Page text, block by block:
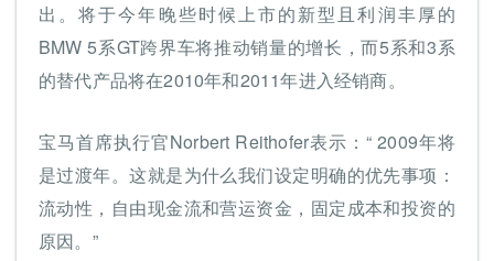
出。将于今年晚些时候上市的新型且利润丰厚的
BMW 5系GT跨界车将推动销量的增长，而5系和3系
的替代产品将在2010年和2011年进入经销商。
宝马首席执行官Norbert Reithofer表示：“ 2009年将
是过渡年。这就是为什么我们设定明确的优先事项：
流动性，自由现金流和营运资金，固定成本和投资的
原因。”